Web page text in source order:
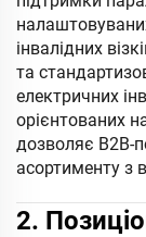
інвалідних
та
електричних
орієнтованих
дозволяє B2B-
асортименту з
2.